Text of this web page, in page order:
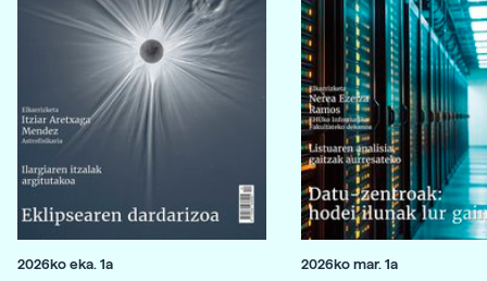
2026ko eka. 1a 2026ko mar. 1a